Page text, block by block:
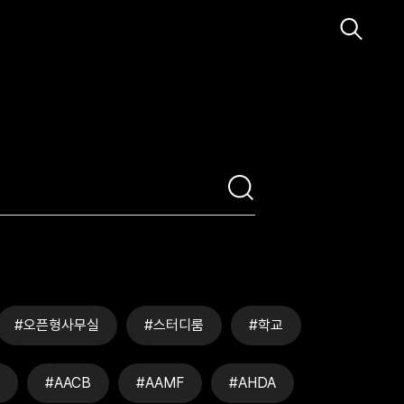
#오픈형사무실 #스터디룸 #학교
#AACB #AAMF #AHDA